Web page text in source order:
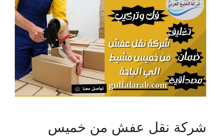
شركة نقل عفش من خميس